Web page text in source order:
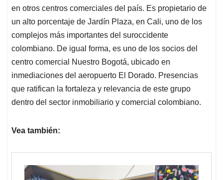
en otros centros comerciales del país. Es propietario de
un alto porcentaje de Jardín Plaza, en Cali, uno de los
complejos más importantes del suroccidente
colombiano. De igual forma, es uno de los socios del
centro comercial Nuestro Bogotá, ubicado en
inmediaciones del aeropuerto El Dorado. Presencias
que ratifican la fortaleza y relevancia de este grupo
dentro del sector inmobiliario y comercial colombiano.
Vea también: